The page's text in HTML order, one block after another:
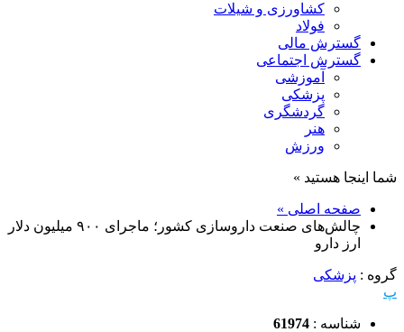
کشاورزی و شیلات
فولاد
گسترش مالی
گسترش اجتماعی
آموزشی
پزشکی
گردشگری
هنر
ورزش
شما اینجا هستید »
صفحه اصلی »
چالش‌های صنعت داروسازی کشور؛ ماجرای ۹۰۰ میلیون دلار
ارز دارو
گروه : پزشکی
پ
شناسه : 61974